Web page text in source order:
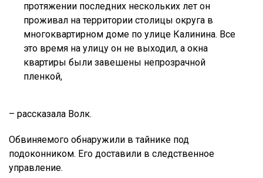
протяжении последних нескольких лет он
проживал на территории столицы округа в
многоквартирном доме по улице Калинина. Все
это время на улицу он не выходил, а окна
квартиры были завешены непрозрачной
пленкой,
– рассказала Волк.
Обвиняемого обнаружили в тайнике под
подоконником. Его доставили в следственное
управление.